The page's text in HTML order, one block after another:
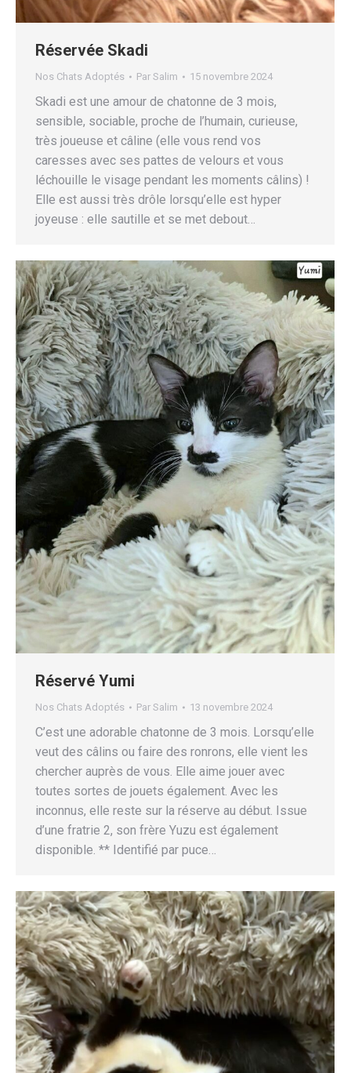
Réservée Skadi
Nos Chats Adoptés Par Salim 15 novembre 2024
Skadi est une amour de chatonne de 3 mois,
sensible, sociable, proche de l’humain, curieuse,
très joueuse et câline (elle vous rend vos
caresses avec ses pattes de velours et vous
léchouille le visage pendant les moments câlins) !
Elle est aussi très drôle lorsqu’elle est hyper
joyeuse : elle sautille et se met debout…
Réservé Yumi
Nos Chats Adoptés Par Salim 13 novembre 2024
C’est une adorable chatonne de 3 mois. Lorsqu’elle
veut des câlins ou faire des ronrons, elle vient les
chercher auprès de vous. Elle aime jouer avec
toutes sortes de jouets également. Avec les
inconnus, elle reste sur la réserve au début. Issue
d’une fratrie 2, son frère Yuzu est également
disponible. ** Identifié par puce…